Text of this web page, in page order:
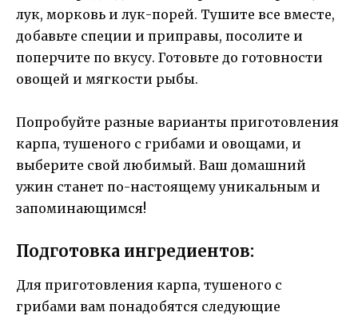
лук, морковь и лук-порей. Тушите все вместе,
добавьте специи и приправы, посолите и
поперчите по вкусу. Готовьте до готовности
овощей и мягкости рыбы.
Попробуйте разные варианты приготовления
карпа, тушеного с грибами и овощами, и
выберите свой любимый. Ваш домашний
ужин станет по-настоящему уникальным и
запоминающимся!
Подготовка ингредиентов:
Для приготовления карпа, тушеного с
грибами вам понадобятся следующие